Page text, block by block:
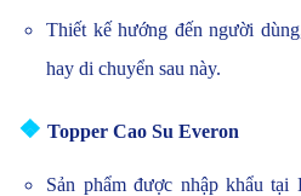
Thiết kế hướng đến người
hay di chuyển sau này.
❖ Topper Cao Su Everon
Sản phẩm được nhập khẩu